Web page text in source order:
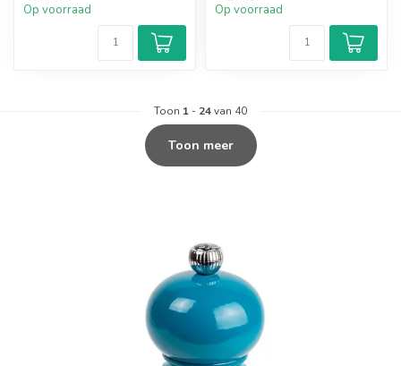
Op voorraad Op voorraad
Toon 1 - 24van 40
Toon meer